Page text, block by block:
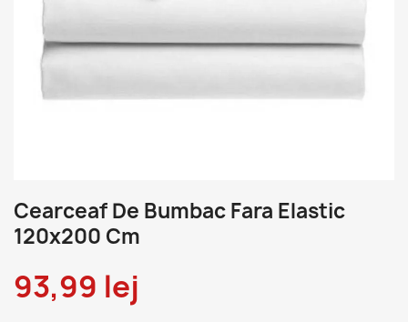
Cearceaf De Bumbac Fara Elastic
120x200 Cm
93,99 lej